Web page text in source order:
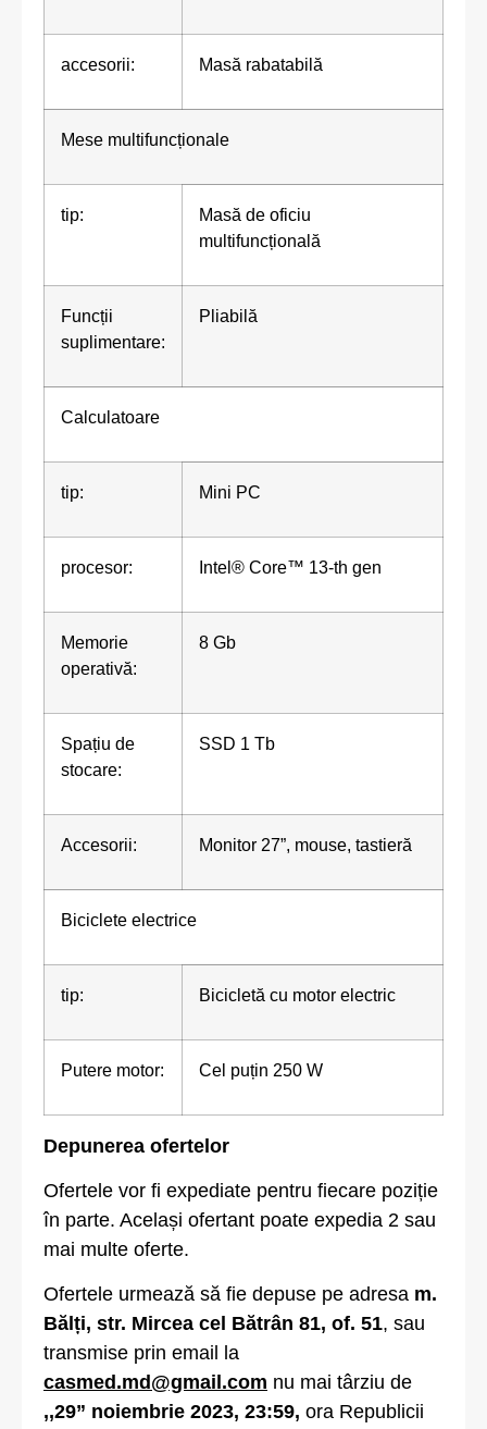
accesorii: Masă rabatabilă
Mese multifuncționale
tip:
Masă de oficiu
multifuncțională
Funcții
suplimentare:
Pliabilă
Calculatoare
tip: Mini PC
procesor: Intel® Core™ 13-th gen
Memorie
operativă:
8 Gb
Spațiu de
stocare:
SSD 1 Tb
Accesorii: Monitor 27”, mouse, tastieră
Biciclete electrice
tip: Bicicletă cu motor electric
Putere motor: Cel puțin 250 W
Depunerea ofertelor
Ofertele vor fi expediate pentru fiecare poziție
în parte. Același ofertant poate expedia 2 sau
mai multe oferte.
Ofertele urmează să fie depuse pe adresa m.
Bălți, str. Mircea cel Bătrân 81, of. 51, sau
transmise prin email la
casmed.md@gmail.com nu mai târziu de
,,29” noiembrie 2023, 23:59, ora Republicii